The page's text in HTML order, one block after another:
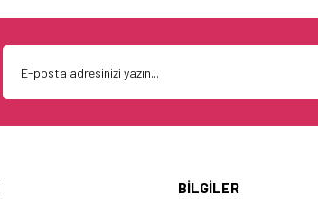
BİLGİLER